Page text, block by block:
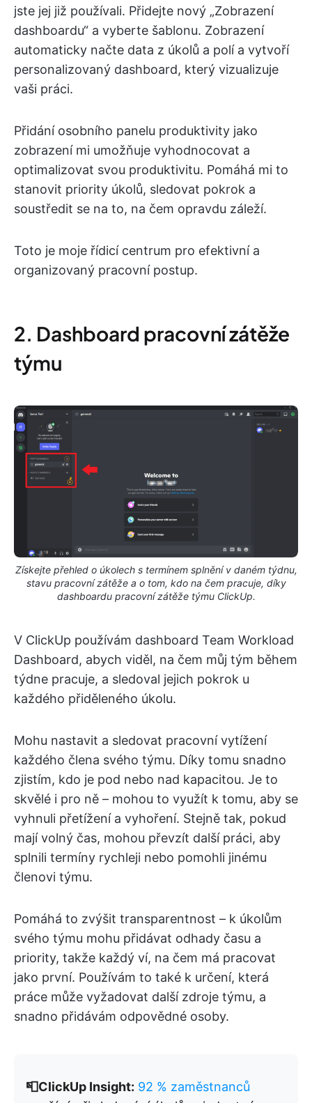
jste jej již používali. Přidejte nový „Zobrazení
dashboardu“ a vyberte šablonu. Zobrazení
automaticky načte data z úkolů a polí a vytvoří
personalizovaný dashboard, který vizualizuje
vaši práci.
Přidání osobního panelu produktivity jako
zobrazení mi umožňuje vyhodnocovat a
optimalizovat svou produktivitu. Pomáhá mi to
stanovit priority úkolů, sledovat pokrok a
soustředit se na to, na čem opravdu záleží.
Toto je moje řídicí centrum pro efektivní a
organizovaný pracovní postup.
2. Dashboard pracovní zátěže
týmu
Získejte přehled o úkolech s termínem splnění v daném týdnu,
stavu pracovní zátěže a o tom, kdo na čem pracuje, díky
dashboardu pracovní zátěže týmu ClickUp.
V ClickUp používám dashboard Team Workload
Dashboard, abych viděl, na čem můj tým během
týdne pracuje, a sledoval jejich pokrok u
každého přiděleného úkolu.
Mohu nastavit a sledovat pracovní vytížení
každého člena svého týmu. Díky tomu snadno
zjistím, kdo je pod nebo nad kapacitou. Je to
skvělé i pro ně – mohou to využít k tomu, aby se
vyhnuli přetížení a vyhoření. Stejně tak, pokud
mají volný čas, mohou převzít další práci, aby
splnili termíny rychleji nebo pomohli jinému
členovi týmu.
Pomáhá to zvýšit transparentnost – k úkolům
svého týmu mohu přidávat odhady času a
priority, takže každý ví, na čem má pracovat
jako první. Používám to také k určení, která
práce může vyžadovat další zdroje týmu, a
snadno přidávám odpovědné osoby.
📮ClickUp Insight: 92 % zaměstnanců